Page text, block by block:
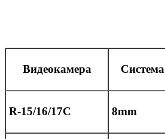
Видеокамера Система
R-15/16/17C 8mm